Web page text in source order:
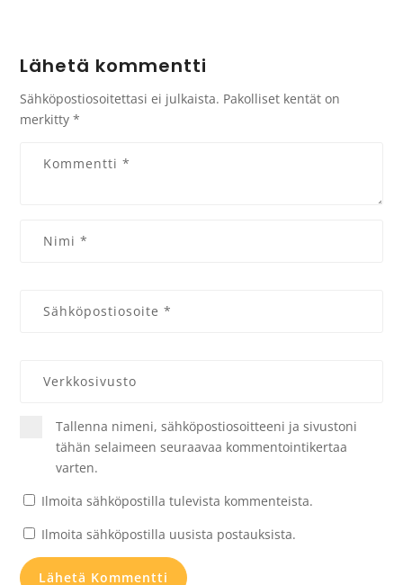
Lähetä kommentti
Sähköpostiosoitettasi ei julkaista. Pakolliset kentät on
merkitty*
Tallenna nimeni, sähköpostiosoitteeni ja sivustoni
tähän selaimeen seuraavaa kommentointikertaa
varten.
Ilmoita sähköpostilla tulevista kommenteista.
Ilmoita sähköpostilla uusista postauksista.